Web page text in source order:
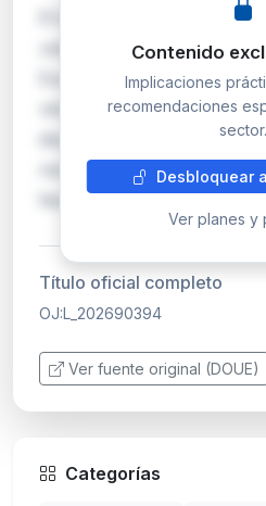
El identificador
una publicación en el
Europea (serie L), que
vinculantes. Sin acceso al
documento, no es posible
normativo, las
fechas de transposición o
Contenido
Implicaciones
recomendaciones
sector.
Desbloquear
Ver planes y
Título oficial completo
OJ:L_202690394
Ver fuente original (DOUE)
Categorías